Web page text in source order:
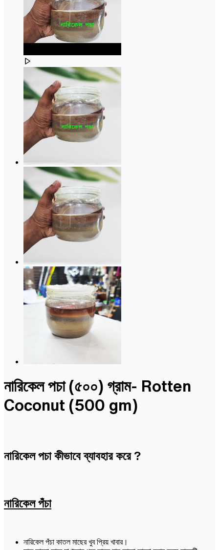
নারিকেল পচা (৫০০) গ্রাম- Rotten
Coconut (500 gm)
নারিকেল পচা কীভাবে ব্যাবহার করে ?
নারিকেল পঁচা
নারিকেল পঁচা কাতল মাছের খুব প্রিয় খাবার।